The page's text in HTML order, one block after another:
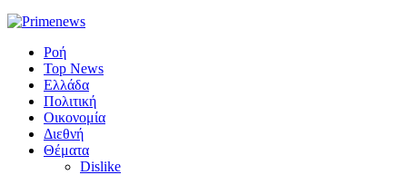
Ροή
Top News
Ελλάδα
Πολιτική
Οικονομία
Διεθνή
Θέματα
Dislike